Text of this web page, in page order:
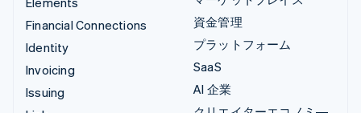
Financial Connections
Identity
Invoicing
Issuing
資金管理
プラットフォーム
SaaS
AI 企業